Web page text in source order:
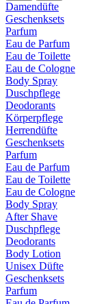
Damendüfte
Geschenksets
Parfum
Eau de Parfum
Eau de Toilette
Eau de Cologne
Body Spray
Duschpflege
Deodorants
Körperpflege
Herrendüfte
Geschenksets
Parfum
Eau de Parfum
Eau de Toilette
Eau de Cologne
Body Spray
After Shave
Duschpflege
Deodorants
Body Lotion
Unisex Düfte
Geschenksets
Parfum